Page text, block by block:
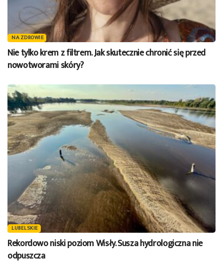
NA ZDROWIE
Nie tylko krem z filtrem. Jak skutecznie chronić się przed
nowotworami skóry?
LUBELSKIE
Rekordowo niski poziom Wisły. Susza hydrologiczna nie
odpuszcza